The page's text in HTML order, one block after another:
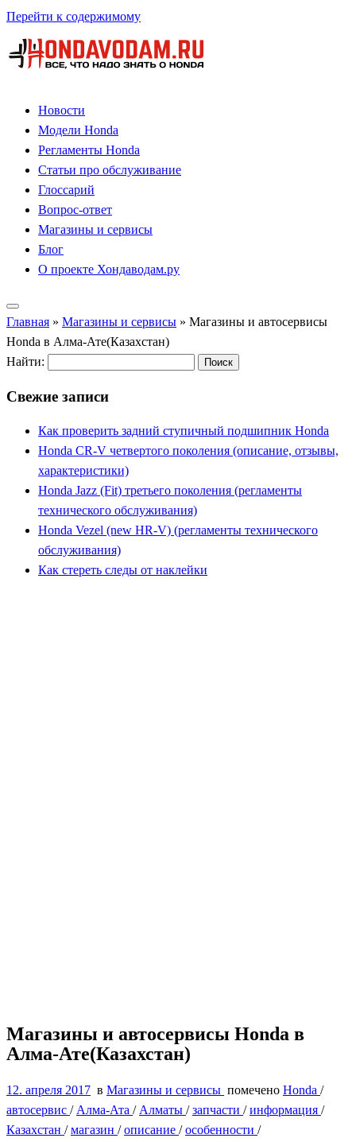
Перейти к содержимому
Новости
Модели Honda
Регламенты Honda
Статьи про обслуживание
Глоссарий
Вопрос-ответ
Магазины и сервисы
Блог
О проекте Хондаводам.ру
Главная » Магазины и сервисы » Магазины и автосервисы
Honda в Алма-Ате(Казахстан)
Найти:
Свежие записи
Как проверить задний ступичный подшипник Honda
Honda CR-V четвертого поколения (описание, отзывы,
характеристики)
Honda Jazz (Fit) третьего поколения (регламенты
технического обслуживания)
Honda Vezel (new HR-V) (регламенты технического
обслуживания)
Как стереть следы от наклейки
Магазины и автосервисы Honda в
Алма-Ате(Казахстан)
12. апреля 2017 в Магазины и сервисы помечено Honda /
автосервис / Алма-Ата / Алматы /запчасти /информация /
Казахстан /магазин /описание /особенности /